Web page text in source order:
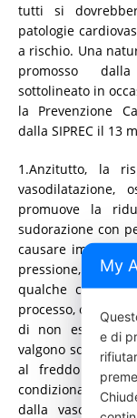
tutti si
patologie
a rischio. Una
promosso
sottolineato in
la Prevenzione
dalla SIPREC il 13
1.Anzitutto, la
promuove la
sudorazione con
causare
pressione, e
qualche caso
processo, occorre
di non esporsi
valgono
al freddo del
condizionati
dalla
My
e di